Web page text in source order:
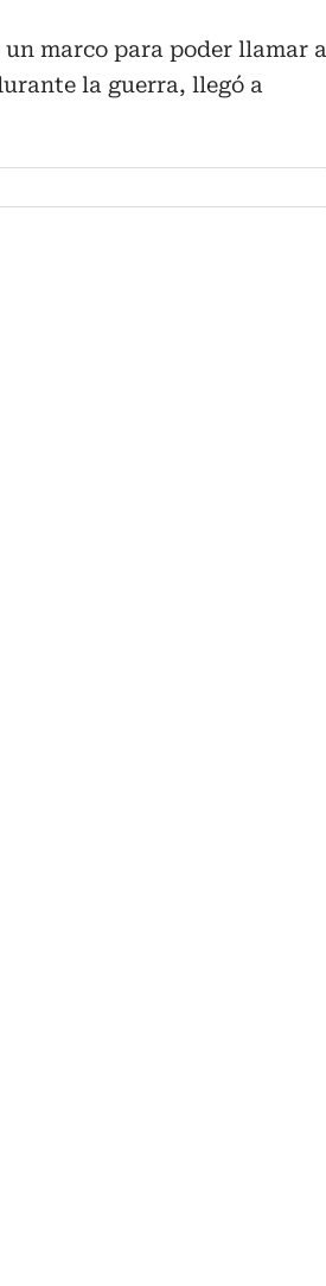
marco para poder llamar a
la guerra, llegó a